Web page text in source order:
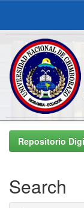
Skip
navigationRepositorio
Search